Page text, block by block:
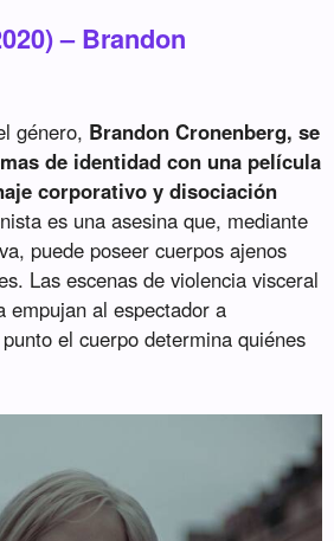
– Brandon
género, Brandon Cronenberg, se
de identidad con una película
corporativo y disociación
es una asesina que, mediante
puede poseer cuerpos ajenos
Las escenas de violencia visceral
empujan al espectador a
el cuerpo determina quiénes